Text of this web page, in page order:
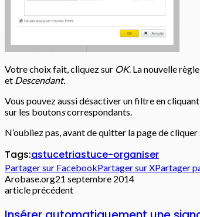
Votre choix fait, cliquez sur OK. La nouvelle
et Descendant.
Vous pouvez aussi désactiver un filtre en
sur les boutonscorrespondants.
N’oubliez pas, avant de quitter la page de
Tags:astucetriastuce-organiser
Partager sur FacebookPartager sur XPartager
Arobase.org21 septembre 2014
article précédent